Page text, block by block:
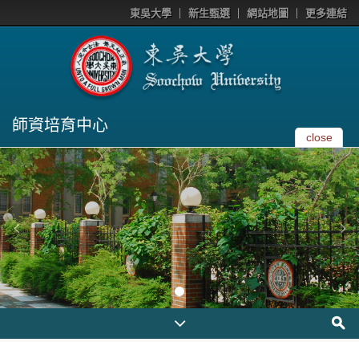
東吳大學 新生甄選 網站地圖 更多連結
師資培育中心
close